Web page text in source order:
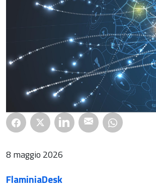
8 maggio 2026
FlaminiaDesk